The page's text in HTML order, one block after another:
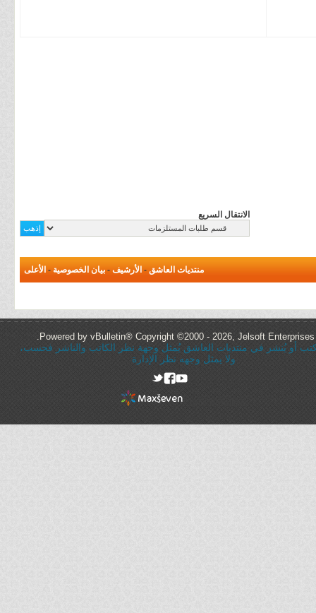
الانتقال السريع
منتديات العاشق - الأرشيف - بيان الخصوصية - الأعلى
Powered by vBulletin® Copyright ©2000 - 2026, Jelsoft Enterprises
أو يُنشر في منتديات العاشق يُمثل وجهة نظر الكاتب والناشر فحسب،
ولا يمثل وجهه نظر الإدارة